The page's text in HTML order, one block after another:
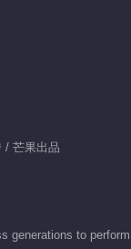
/ 芒果出品
generations to